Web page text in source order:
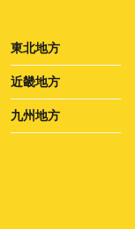
東北地方
近畿地方
九州地方